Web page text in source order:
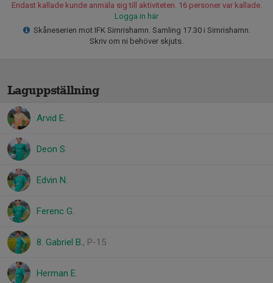
Endast kallade kunde anmäla sig till aktiviteten. 16 personer var kallade.
Logga in här
Skåneserien mot IFK Simrishamn. Samling 17.30 i Simrishamn.
Skriv om ni behöver skjuts.
Laguppställning
Arvid E.
Deon S.
Edvin N.
Ferenc G.
8. Gabriel B., P-15
Herman E.